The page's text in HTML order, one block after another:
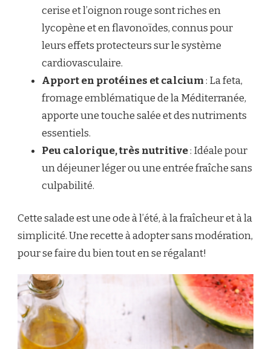
cerise et l’oignon rouge sont riches en
lycopène et en flavonoïdes, connus pour
leurs effets protecteurs sur le système
cardiovasculaire.
Apport en protéines et calcium: La feta,
fromage emblématique de la Méditerranée,
apporte une touche salée et des nutriments
essentiels.
Peu calorique, très nutritive: Idéale pour
un déjeuner léger ou une entrée fraîche sans
culpabilité.
Cette salade est une ode à l’été, à la fraîcheur et à la
simplicité. Une recette à adopter sans modération,
pour se faire du bien tout en se régalant!